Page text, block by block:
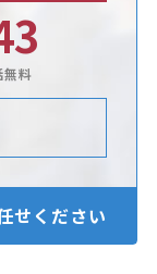
無料
せください